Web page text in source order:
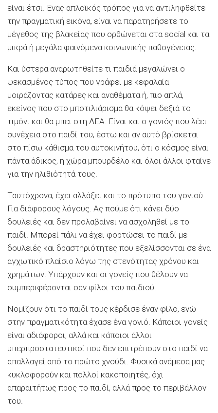
είναι έτσι. Ενας απλοϊκός τρόπος για να αντιληφθείτε
την πραγματική εικόνα, είναι να παρατηρήσετε το
μέγεθος της βλακείας που ορθώνεται στα social και τα
μικρά ή μεγάλα φαινόμενα κοινωνικής παθογένειας.
Και ύστερα αναρωτηθείτε τι παιδιά μεγαλώνει ο
ψεκασμένος τύπος που γράφει με κεφαλαία
μοιράζοντας κατάρες και αναθέματα ή, πιο απλά,
εκείνος που στο μποτιλιάρισμα θα κόψει δεξιά το
τιμόνι και θα μπει στη ΛΕΑ. Είναι και ο γονιός που λέει
συνέχεια στο παιδί του, έστω και αν αυτό βρίσκεται
στο πίσω κάθισμα του αυτοκινήτου, ότι ο κόσμος είναι
πάντα άδικος, η χώρα μπουρδέλο και όλοι άλλοι φταίνε
για την ηλιθιότητά τους.
Ταυτόχρονα, έχει αλλάξει και το πρότυπο του γονιού.
Για διάφορους λόγους. Ας πούμε ότι κάνει δύο
δουλειές και δεν προλαβαίνει να ασχοληθεί με το
παιδί. Μπορεί πάλι να έχει φορτώσει το παιδί με
δουλειές και δραστηριότητες που εξελίσσονται σε ένα
αγχωτικό πλαίσιο λόγω της στενότητας χρόνου και
χρημάτων. Υπάρχουν και οι γονείς που θέλουν να
συμπεριφέρονται σαν φίλοι του παιδιού.
Νομίζουν ότι το παιδί τους κέρδισε έναν φίλο, ενώ
στην πραγματικότητα έχασε ένα γονιό. Κάποιοι γονείς
είναι αδιάφοροι, αλλά και κάποιοι άλλοι
υπερπροστατευτικοί που δεν επιτρέπουν στο παιδί να
απαλλαγεί από το πρώτο χνούδι. Φυσικά ανάμεσα μας
κυκλοφορούν και πολλοί κακοποιητές, όχι
απαραιτήτως προς το παιδί, αλλά προς το περιβάλλον
του.